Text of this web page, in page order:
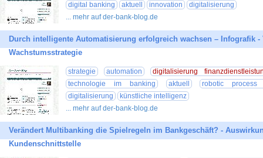
digital banking
aktuell innovation
digitalisierung
... mehr auf der-bank-blog.de
Durch intelligente Automatisierung erfolgreich wachsen – Infografik -
Wachstumsstrategie
strategie automation
digitalisierung
technologie im banking
aktuell
robotic process
digitalisierung
künstliche intelligenz
... mehr auf der-bank-blog.de
Verändert Multibanking die Spielregeln im Bankgeschäft? -
Kundenschnittstelle